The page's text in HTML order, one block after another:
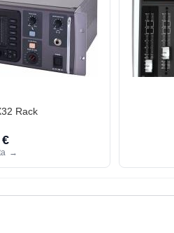
Rack
→